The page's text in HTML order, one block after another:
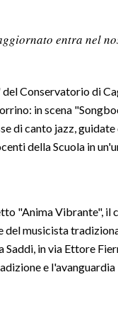
entra nel
Conservatorio di
in scena
di canto jazz,
della Scuola in
"Anima Vibrante", il
musicista
Saddi, in via Ettore
e l'avanguardia